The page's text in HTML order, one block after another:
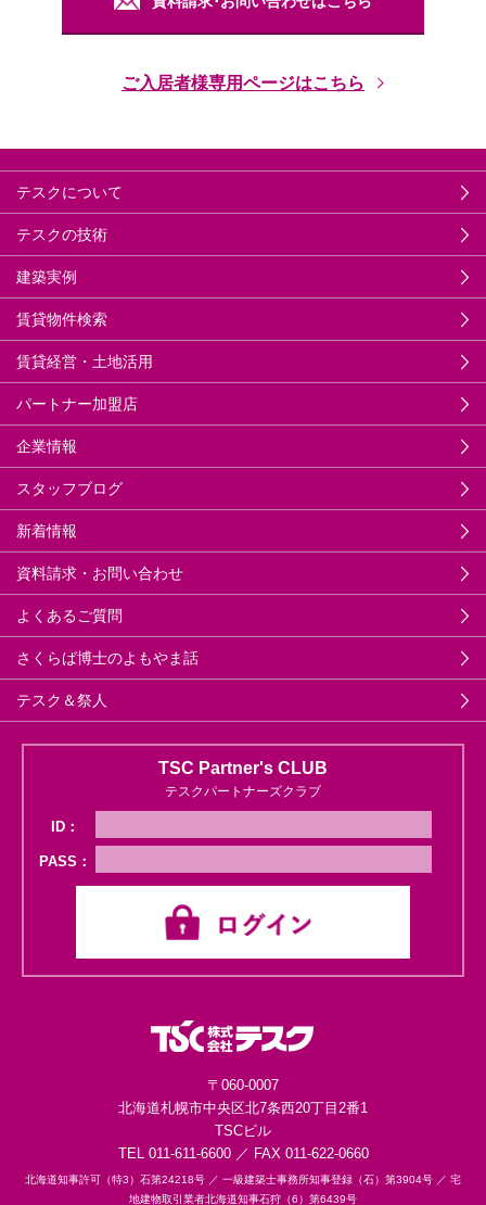
ご入居者様専用ページはこちら
テスクについて
テスクの技術
建築実例
賃貸物件検索
賃貸経営・土地活用
パートナー加盟店
企業情報
スタッフブログ
新着情報
資料請求・お問い合わせ
よくあるご質問
さくらば博士のよもやま話
テスク＆祭人
TSC Partner's CLUB
テスクパートナーズクラブ
ID：
PASS：
〒060-0007
北海道札幌市中央区北7条西20丁目2番1
TSCビル
TEL 011-611-6600 ／ FAX 011-622-0660
北海道知事許可（特3）石第24218号 ／ 一級建築士事務所知事登録（石）第3904号 ／ 宅
地建物取引業者北海道知事石狩（6）第6439号